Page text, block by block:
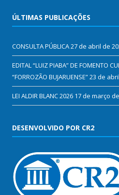
ÚLTIMAS PUBLICAÇÕES
CONSULTA PÚBLICA27 de abril de
EDITAL “LUIZ PIABA” DE FOMENTO
“FORROZÃO BUJARUENSE”23 de
LEI ALDIR BLANC 2026 17 de março
DESENVOLVIDO POR CR2